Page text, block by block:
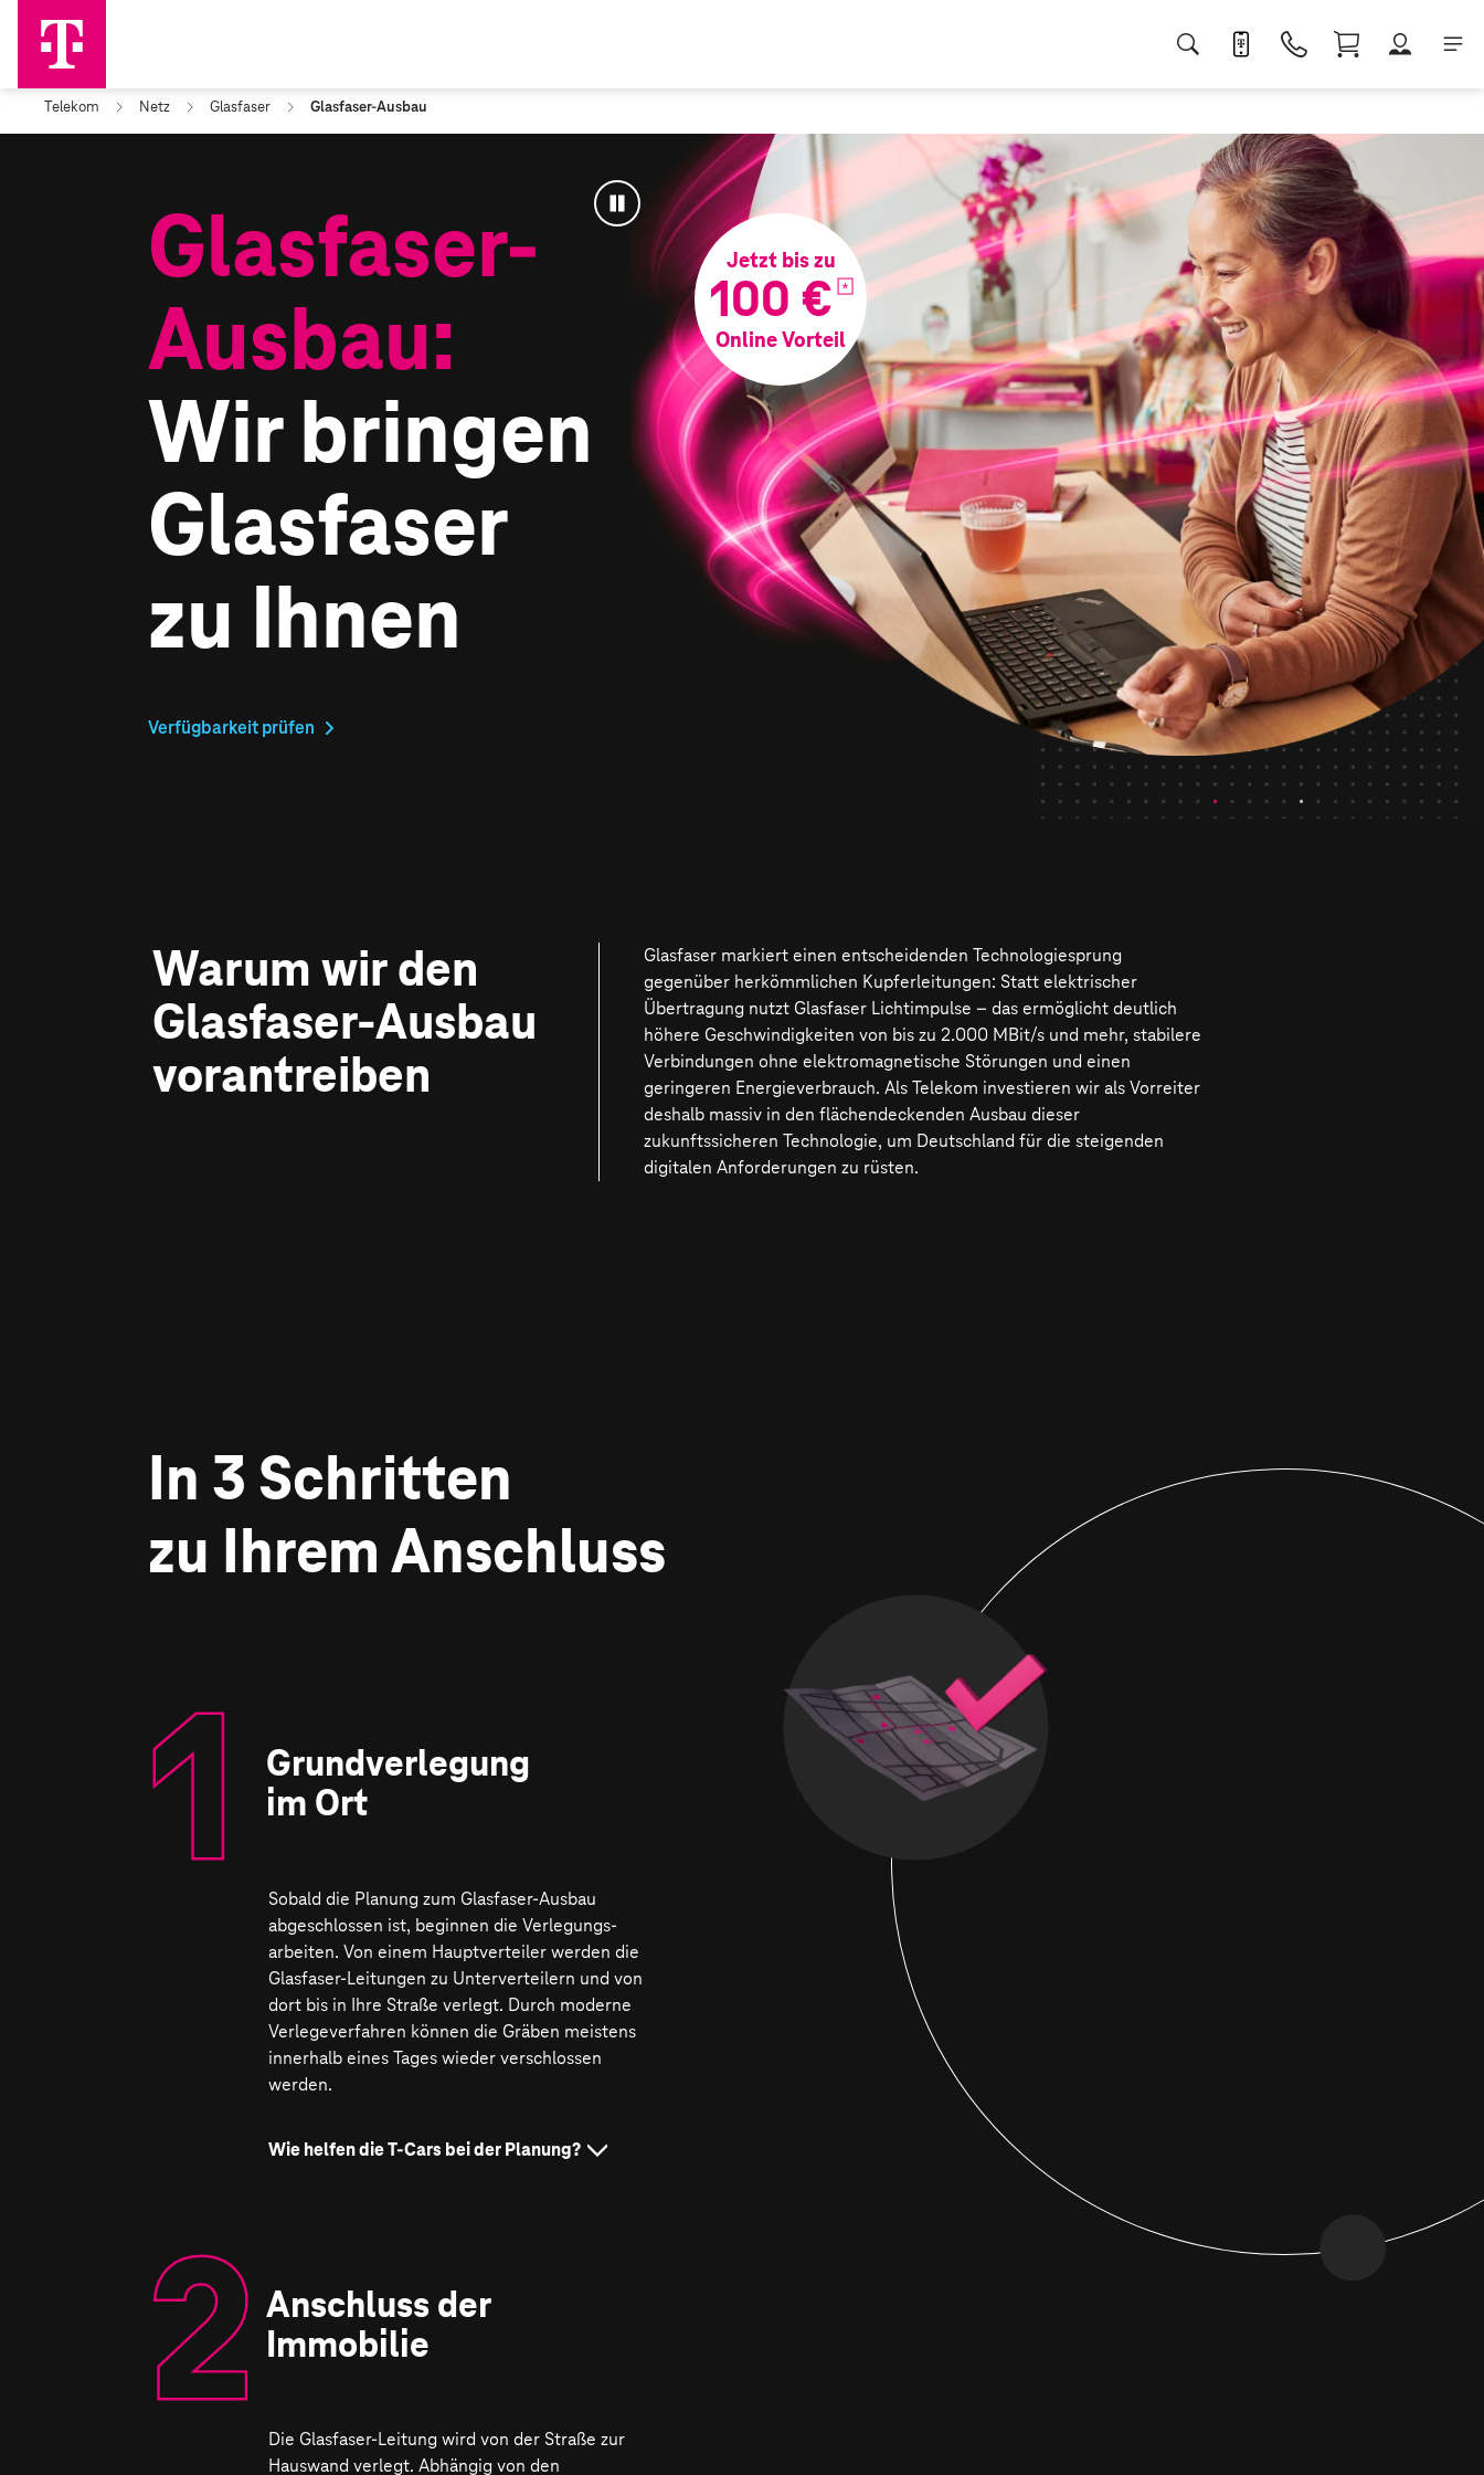
Telekom Netz Glasfaser Glasfaser-Ausbau
Glasfaser-
Ausbau:
Wir bringen
Glasfaser
zu Ihnen
Jetzt bis zu
100 €
Online Vorteil
Verfügbarkeit prüfen
Animation
anhalten
Warum wir den
Glasfaser-Ausbau
vorantreiben
Glasfaser markiert einen entscheidenden Technologiesprung
gegenüber herkömmlichen Kupferleitungen: Statt elektrischer
Übertragung nutzt Glasfaser Lichtimpulse – das ermöglicht deutlich
höhere Geschwindigkeiten von bis zu 2.000 MBit/s und mehr, stabilere
Verbindungen ohne elektromagnetische Störungen und einen
geringeren Energieverbrauch. Als Telekom investieren wir als Vorreiter
deshalb massiv in den flächendeckenden Ausbau dieser
zukunftssicheren Technologie, um Deutschland für die steigenden
digitalen Anforderungen zu rüsten.
In 3 Schritten
zu Ihrem Anschluss
1.
Grundverlegung
im Ort
Sobald die Planung zum Glasfaser-Ausbau
abgeschlossen ist, beginnen die Verlegungs­
arbeiten. Von einem Haupt­verteiler werden die
Glasfaser-Leitungen zu Unter­verteilern und von
dort bis in Ihre Straße verlegt. Durch moderne
Verlege­verfahren können die Gräben meistens
innerhalb eines Tages wieder verschlossen
werden.
Wie helfen die T-Cars bei der Planung?
Glasfaser-Ausbau in 2D und 3D auf.
2.
Anschluss der
Immobilie
Die Glasfaser-Leitung wird von der Straße zur
Hauswand verlegt. Abhängig von den